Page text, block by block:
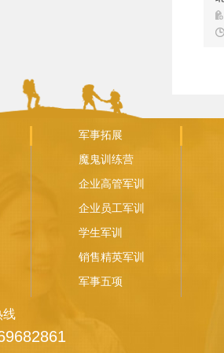
军事拓展
魔鬼训练营
企业高管军训
企业员工军训
学生军训
销售精英军训
军事五项
线